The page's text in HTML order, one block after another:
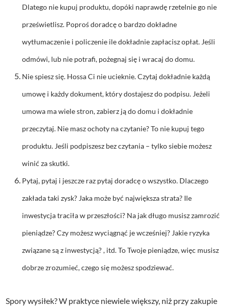
Dlatego nie kupuj produktu, dopóki naprawdę rzetelnie go nie
prześwietlisz. Poproś doradcę o bardzo dokładne
wytłumaczenie i policzenie ile dokładnie zapłacisz opłat. Jeśli
odmówi, lub nie potrafi, pożegnaj się i wracaj do domu.
Nie spiesz się. Hossa Ci nie ucieknie. Czytaj dokładnie każdą
umowę i każdy dokument, który dostajesz do podpisu. Jeżeli
umowa ma wiele stron, zabierz ją do domu i dokładnie
przeczytaj. Nie masz ochoty na czytanie? To nie kupuj tego
produktu. Jeśli podpiszesz bez czytania – tylko siebie możesz
winić za skutki.
Pytaj, pytaj i jeszcze raz pytaj doradcę o wszystko. Dlaczego
zakłada taki zysk? Jaka może być największa strata? Ile
inwestycja traciła w przeszłości? Na jak długo musisz zamrozić
pieniądze? Czy możesz wyciągnąć je wcześniej? Jakie ryzyka
związane są z inwestycją? , itd. To Twoje pieniądze, więc musisz
dobrze zrozumieć, czego się możesz spodziewać.
Spory wysiłek? W praktyce niewiele większy, niż przy zakupie